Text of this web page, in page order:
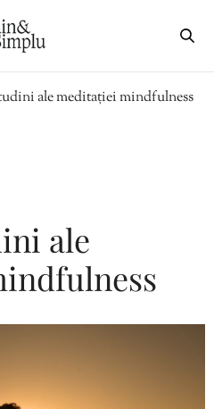
ale meditației mindfulness
ale